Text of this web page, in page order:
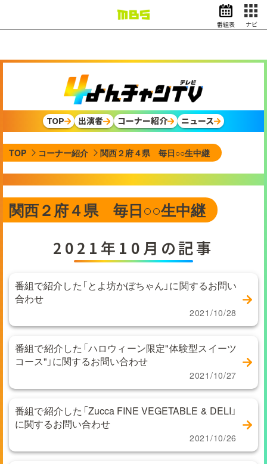
ドラマ
スポーツ
動画イズム ニュース
天気・防災 イベント
映画 アナウンサー
グッズ
EN 検索 番組表
番組表 ナビ
TOP 出演者 コーナー紹介 ニュース
TOP コーナー紹介 関西２府４県 毎日○○生中継
関西２府４県 毎日○○生中継
2021年10月の記事
番組で紹介した「とよ坊かぼちゃん」に関するお問い
合わせ
2021/10/28
番組で紹介した「ハロウィーン限定"体験型スイーツ
コース"」に関するお問い合わせ
2021/10/27
番組で紹介した「Zucca FINE VEGETABLE & DELI」
に関するお問い合わせ
2021/10/26